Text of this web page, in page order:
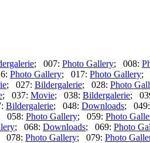
; 007: Photo Gallery; 008:
Photo Gallery; 017: Photo Gallery;
; 027: Bildergalerie; 028: Photo
; 037: Movie; 038: Bildergalerie;
Bildergalerie; 048: Downloads; 049:
058: Photo Gallery; 059: Photo
; 068: Downloads; 069: Photo
078: Photo Gallery; 079: Photo